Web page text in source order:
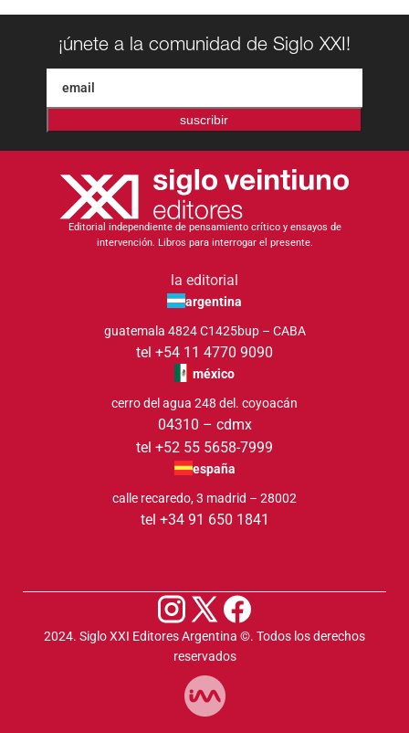
¡únete a la comunidad de Siglo XXI!
suscribir
Editorial independiente de pensamiento crítico y ensayos de
intervención. Libros para interrogar el presente.
la editorial
argentina
guatemala 4824 C1425bup – CABA
tel +54 11 4770 9090
méxico
cerro del agua 248 del. coyoacán
04310 – cdmx
tel +52 55 5658-7999
españa
calle recaredo, 3 madrid – 28002
tel +34 91 650 1841
2024. Siglo XXI Editores Argentina ©️. Todos los derechos
reservados